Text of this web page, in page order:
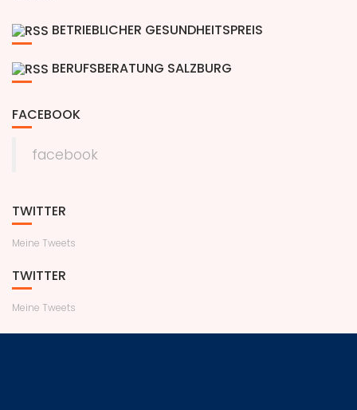
BETRIEBLICHER GESUNDHEITSPREIS
BERUFSBERATUNG SALZBURG
FACEBOOK
facebook
TWITTER
Meine Tweets
TWITTER
Meine Tweets